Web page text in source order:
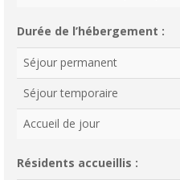
Durée de l’hébergement :
Séjour permanent
Séjour temporaire
Accueil de jour
Résidents accueillis :